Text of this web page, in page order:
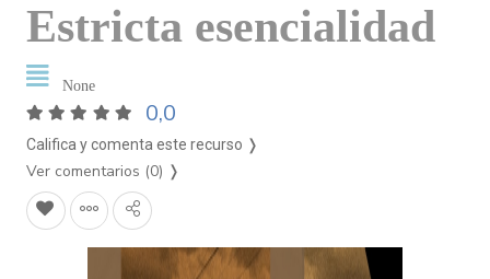
Estricta esencialidad
None
0,0
Califica y comenta este recurso ❭
Ver comentarios (0) ❭